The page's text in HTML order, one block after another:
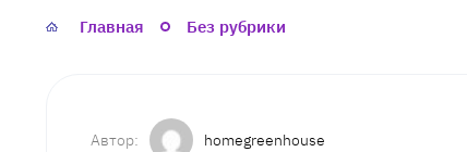
Главная Без рубрики
homegreenhouse